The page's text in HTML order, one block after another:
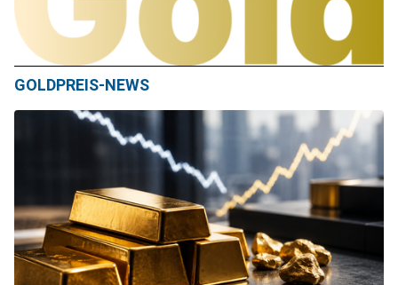
GOLDPREIS-NEWS